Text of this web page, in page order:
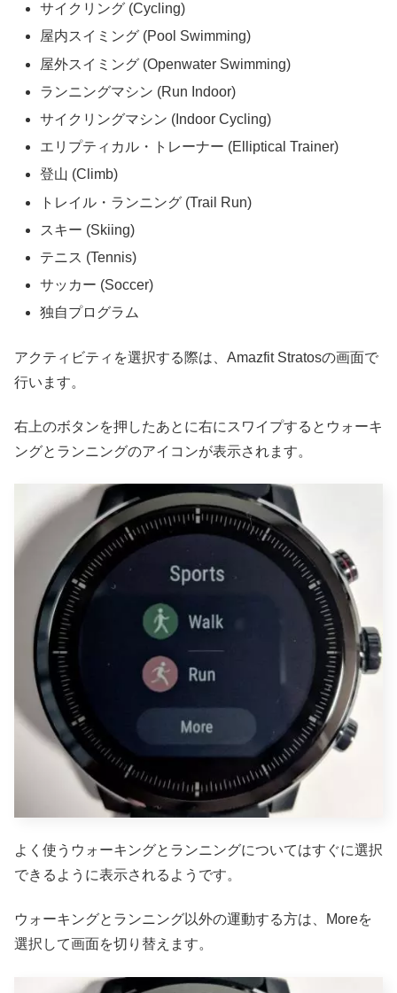
サイクリング (Cycling)
屋内スイミング (Pool Swimming)
屋外スイミング (Openwater Swimming)
ランニングマシン (Run Indoor)
サイクリングマシン (Indoor Cycling)
エリプティカル・トレーナー (Elliptical Trainer)
登山 (Climb)
トレイル・ランニング (Trail Run)
スキー (Skiing)
テニス (Tennis)
サッカー (Soccer)
独自プログラム
アクティビティを選択する際は、Amazfit Stratosの画面で
行います。
右上のボタンを押したあとに右にスワイプするとウォーキ
ングとランニングのアイコンが表示されます。
よく使うウォーキングとランニングについてはすぐに選択
できるように表示されるようです。
ウォーキングとランニング以外の運動する方は、Moreを
選択して画面を切り替えます。